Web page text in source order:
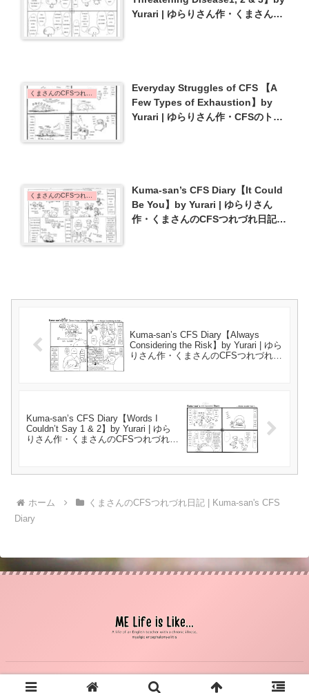
Yurari | ゆらりさん作・くまさんの
Everyday Struggles of CFS 【A
Few Types of Exhaustion】by
Yurari | ゆらりさん作・CFSのトホ
くまさんのCFSつれづれ日記 | Kuma-san's CFS Diary
Kuma-san’s CFS Diary【It Could
Be You】by Yurari | ゆらりさん
作・くまさんのCFSつれづれ日記
Kuma-san’s CFS Diary【Always
Considering the Risk】by Yurari | ゆら
りさん作・くまさんのCFSつれづれ日
Kuma-san’s CFS Diary【Words I
Couldn’t Say 1 & 2】by Yurari | ゆら
りさん作・くまさんのCFSつれづれ日
ホーム
くまさんのCFSつれづれ日記 | Kuma-san's CFS
Diary